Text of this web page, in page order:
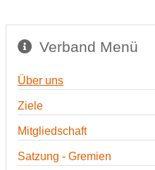
Verband Menü
Über uns
Ziele
Mitgliedschaft
Satzung - Gremien